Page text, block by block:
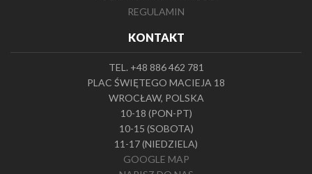
REGULAMIN
KONTAKT
TEL. +48 886 462 781
PLAC ŚWIĘTEGO MACIEJA 18
WROCŁAW, POLSKA
10-18 (PON-PT)
10-15 (SOBOTA)
11-17 (NIEDZIELA)
GOOGLE MAP